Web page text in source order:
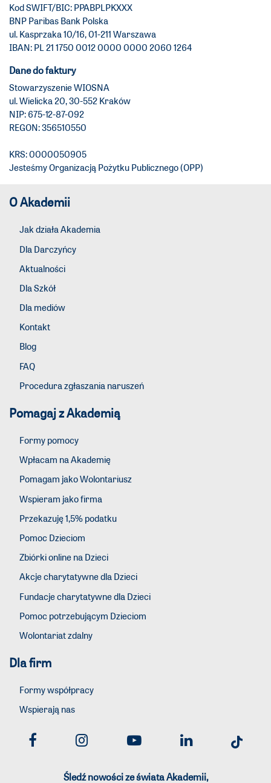
Kod SWIFT/BIC: PPABPLPKXXX
BNP Paribas Bank Polska
ul. Kasprzaka 10/16, 01-211 Warszawa
IBAN: PL 21 1750 0012 0000 0000 2060 1264
Dane do faktury
Stowarzyszenie WIOSNA
ul. Wielicka 20, 30-552 Kraków
NIP: 675-12-87-092
REGON: 356510550
KRS: 0000050905
Jesteśmy Organizacją Pożytku Publicznego (OPP)
O Akademii
Jak działa Akademia
Dla Darczyńcy
Aktualności
Dla Szkół
Dla mediów
Kontakt
Blog
FAQ
Procedura zgłaszania naruszeń
Pomagaj z Akademią
Formy pomocy
Wpłacam na Akademię
Pomagam jako Wolontariusz
Wspieram jako firma
Przekazuję 1,5% podatku
Pomoc Dzieciom
Zbiórki online na Dzieci
Akcje charytatywne dla Dzieci
Fundacje charytatywne dla Dzieci
Pomoc potrzebującym Dzieciom
Wolontariat zdalny
Dla firm
Formy współpracy
Wspierają nas
Śledź nowości ze świata Akademii,